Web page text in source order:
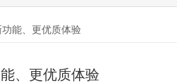
能、更优质体验
、更优质体验